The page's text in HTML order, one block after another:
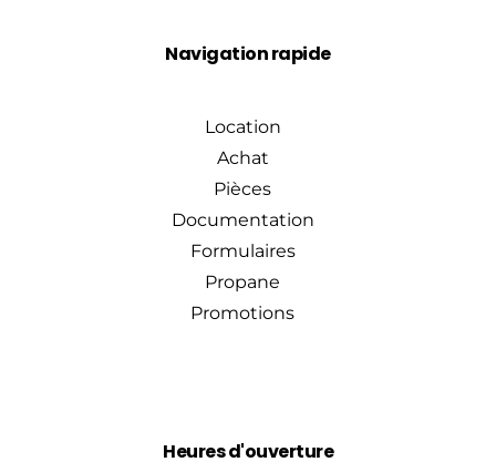
Navigation rapide
Location
Achat
Pièces
Documentation
Formulaires
Propane
Promotions
Heures d'ouverture